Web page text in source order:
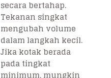
secara bertahap.
Tekanan singkat
mengubah volume
dalam langkah kecil.
Jika kotak berada
pada tingkat
minimum, mungkin